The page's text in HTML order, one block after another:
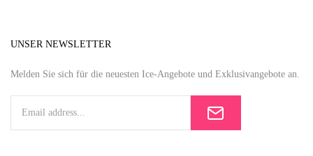
UNSER NEWSLETTER
Melden Sie sich für die neuesten Ice-Angebote und Exklusivangebote an.